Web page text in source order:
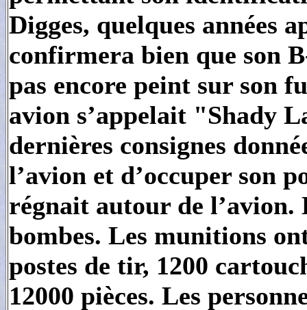
Digges, quelques années
confirmera bien que son
pas encore peint sur son
avion s’appelait "Shady
dernières consignes
l’avion et d’occuper son
régnait autour de
bombes. Les munitions
postes de tir, 1200
12000 pièces. Les